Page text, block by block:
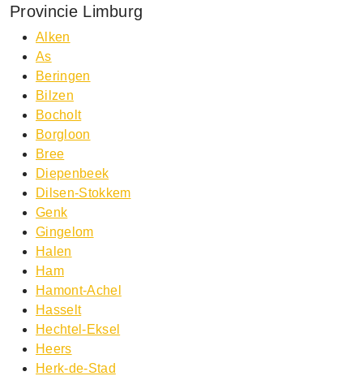
Provincie Limburg
Alken
As
Beringen
Bilzen
Bocholt
Borgloon
Bree
Diepenbeek
Dilsen-Stokkem
Genk
Gingelom
Halen
Ham
Hamont-Achel
Hasselt
Hechtel-Eksel
Heers
Herk-de-Stad